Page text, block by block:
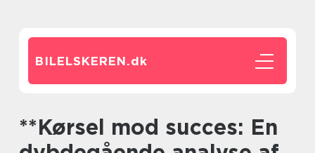
BILELSKEREN.dk
**Kørsel mod succes: En